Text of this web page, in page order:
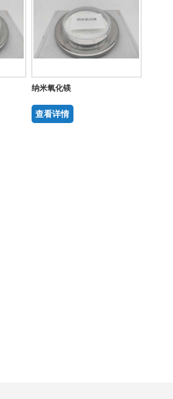
纳米氧化镁
查看详情